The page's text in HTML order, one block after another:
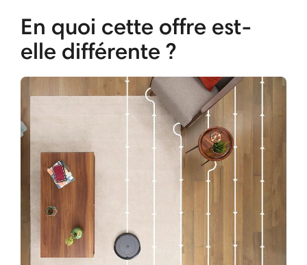
En quoi cette offre est-
elle différente ?